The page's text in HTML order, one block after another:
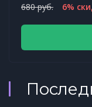
680 руб. 6%